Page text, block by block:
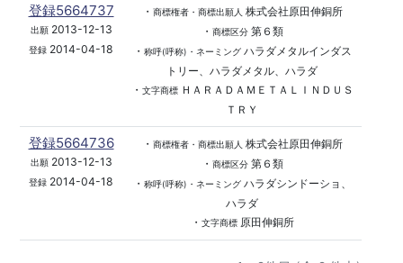
登録5664737
出願2013-12-13
登録 2014-04-18
・ 商標権者・商標出願人 株式会社原田伸銅所
・ 商標区分第６類
・ 称呼(呼称)・ネーミングハラダメタルインダス
トリー、ハラダメタル、ハラダ
・ 文字商標ＨＡＲＡＤＡＭＥＴＡＬＩＮＤＵＳ
ＴＲＹ
登録5664736
出願2013-12-13
登録 2014-04-18
・ 商標権者・商標出願人 株式会社原田伸銅所
・ 商標区分第６類
・ 称呼(呼称)・ネーミングハラダシンドーショ、
ハラダ
・ 文字商標原田伸銅所